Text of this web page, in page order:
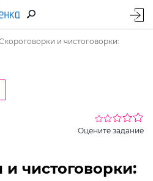
и чистоговорки:
Оцените задание
чистоговорки: